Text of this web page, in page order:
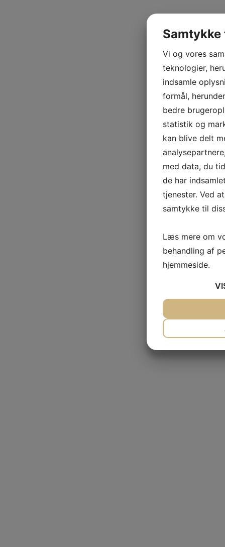
Vi og vores
teknologier,
indsamle
formål,
bedre
statistik og
kan blive delt
med data, du
de har
tjenester. Ved
samtykke til
Læs mere om
behandling af
hjemmeside.